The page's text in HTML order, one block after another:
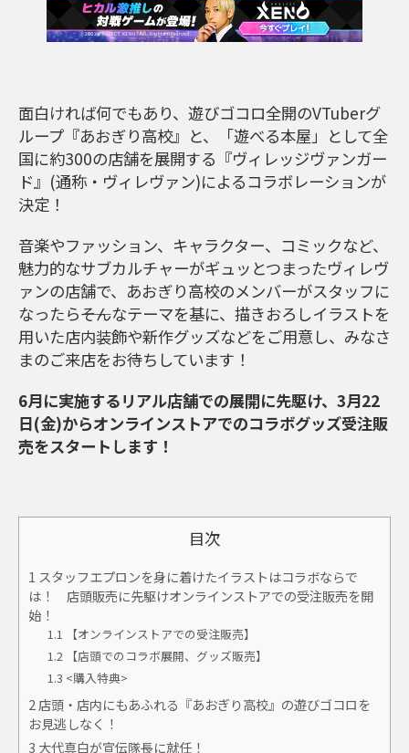
面白ければ何でもあり、遊びゴコロ全開のVTuberグ
ループ『あおぎり高校』と、「遊べる本屋」として全
国に約300の店舗を展開する『ヴィレッジヴァンガー
ド』(通称・ヴィレヴァン)によるコラボレーションが
決定！
音楽やファッション、キャラクター、コミックなど、
魅力的なサブカルチャーがギュッとつまったヴィレヴ
ァンの店舗で、あおぎり高校のメンバーがスタッフに
なったら――そんなテーマを基に、描きおろしイラストを
用いた店内装飾や新作グッズなどをご用意し、みなさ
まのご来店をお待ちしています！
6月に実施するリアル店舗での展開に先駆け、3月22
日(金)からオンラインストアでのコラボグッズ受注販
売をスタートします！
目次
1 スタッフエプロンを身に着けたイラストはコラボならで
は！ 店頭販売に先駆けオンラインストアでの受注販売を開
始！
1.1 【オンラインストアでの受注販売】
1.2 【店頭でのコラボ展開、グッズ販売】
1.3 <購入特典>
2 店頭・店内にもあふれる『あおぎり高校』の遊びゴコロを
お見逃しなく！
3 大代真白が宣伝隊長に就任！